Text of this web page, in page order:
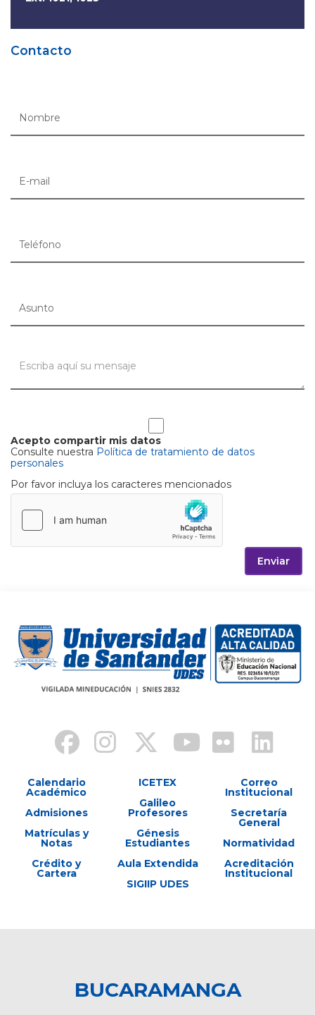
Contacto
Acepto compartir mis datos
Consulte nuestra Política de tratamiento de datos
personales
Por favor incluya los caracteres mencionados
Enviar
Calendario
Académico
Admisiones
Matrículas y
Notas
Crédito y
Cartera
ICETEX
Galileo
Profesores
Génesis
Estudiantes
Aula Extendida
SIGIIP UDES
Correo
Institucional
Secretaría
General
Normatividad
Acreditación
Institucional
BUCARAMANGA